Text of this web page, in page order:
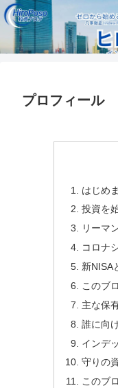
プロフィール
はじめ
投資を
リーマ
コロナ
新NISA
このブ
主な保
誰に向
インデ
守りの
このブ